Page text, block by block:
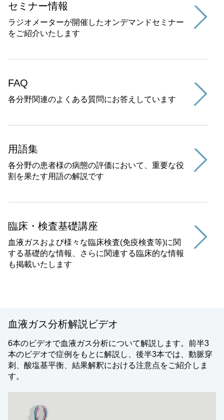
セミナー情報
ラジオメーターが開催したオンデマンドセミナー
をご紹介いたします
FAQ
各分野関連のよくある質問にお答えしています
用語集
各分野の患者様の病態の評価において、重要な役
割を果たす用語の解説です
臨床・検査基礎講座
血液ガスおよび様々な臨床検査(免疫検査等)に関
する基礎的な情報、さらに関連する臨床的な情報
も掲載いたします
血液ガス分析解説ビデオ
6本のビデオで血液ガス分析について解説します。前半3
本のビデオで症例をもとに解説し、後半3本では、動脈穿
刺、酸塩基平衡、結果解釈における注意点をご紹介しま
す。